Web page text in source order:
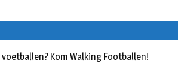
in Biezenmortel, vermoedelijk opzet